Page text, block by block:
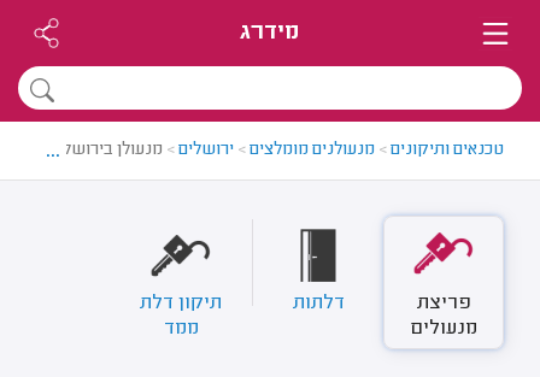
מידרג
טכנאים ותיקונים> מנעולנים מומלצים> ירושלים> מנעולן בירושלים
...
פריצת
מנעולים
דלתות
תיקון דלת
ממד